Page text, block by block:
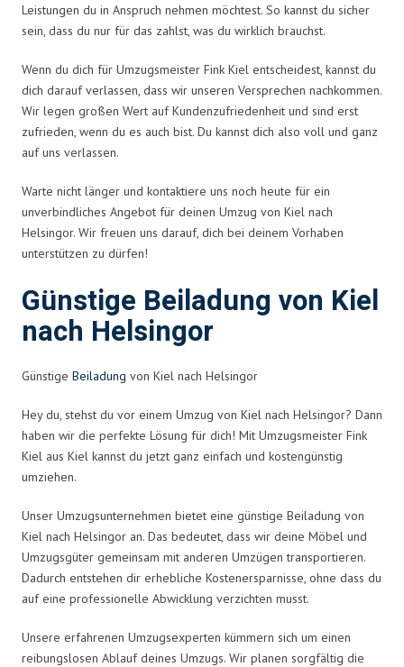
Leistungen du in Anspruch nehmen möchtest. So kannst du sicher
sein, dass du nur für das zahlst, was du wirklich brauchst.
Wenn du dich für Umzugsmeister Fink Kiel entscheidest, kannst du
dich darauf verlassen, dass wir unseren Versprechen nachkommen.
Wir legen großen Wert auf Kundenzufriedenheit und sind erst
zufrieden, wenn du es auch bist. Du kannst dich also voll und ganz
auf uns verlassen.
Warte nicht länger und kontaktiere uns noch heute für ein
unverbindliches Angebot für deinen Umzug von Kiel nach
Helsingor. Wir freuen uns darauf, dich bei deinem Vorhaben
unterstützen zu dürfen!
Günstige Beiladung von Kiel
nach Helsingor
Günstige Beiladung von Kiel nach Helsingor
Hey du, stehst du vor einem Umzug von Kiel nach Helsingor? Dann
haben wir die perfekte Lösung für dich! Mit Umzugsmeister Fink
Kiel aus Kiel kannst du jetzt ganz einfach und kostengünstig
umziehen.
Unser Umzugsunternehmen bietet eine günstige Beiladung von
Kiel nach Helsingor an. Das bedeutet, dass wir deine Möbel und
Umzugsgüter gemeinsam mit anderen Umzügen transportieren.
Dadurch entstehen dir erhebliche Kostenersparnisse, ohne dass du
auf eine professionelle Abwicklung verzichten musst.
Unsere erfahrenen Umzugsexperten kümmern sich um einen
reibungslosen Ablauf deines Umzugs. Wir planen sorgfältig die